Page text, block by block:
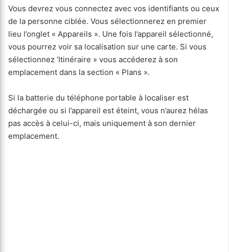
Vous devrez vous connectez avec vos identifiants ou ceux
de la personne ciblée. Vous sélectionnerez en premier
lieu l’onglet « Appareils ». Une fois l’appareil sélectionné,
vous pourrez voir sa localisation sur une carte. Si vous
sélectionnez ‘Itinéraire » vous accéderez à son
emplacement dans la section « Plans ».
Si la batterie du téléphone portable à localiser est
déchargée ou si l’appareil est éteint, vous n’aurez hélas
pas accès à celui-ci, mais uniquement à son dernier
emplacement.